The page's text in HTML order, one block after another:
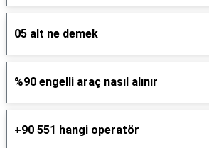
05 alt ne demek
%90 engelli araç nasıl alınır
+90 551 hangi operatör